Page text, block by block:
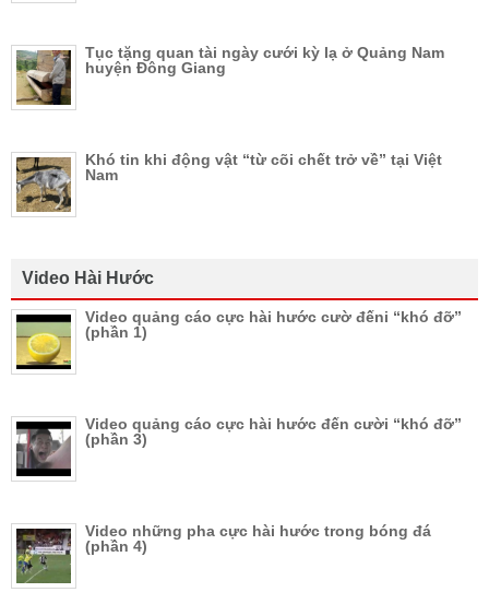
Tục tặng quan tài ngày cưới kỳ lạ ở Quảng Nam
huyện Đông Giang
Khó tin khi động vật “từ cõi chết trở về” tại Việt
Nam
Video Hài Hước
Video quảng cáo cực hài hước cườ đếni “khó đỡ”
(phần 1)
Video quảng cáo cực hài hước đến cười “khó đỡ”
(phần 3)
Video những pha cực hài hước trong bóng đá
(phần 4)